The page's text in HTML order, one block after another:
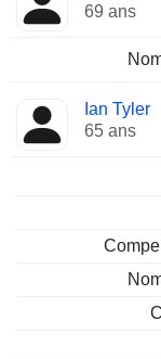
69 ans
Ian Tyler
65 ans